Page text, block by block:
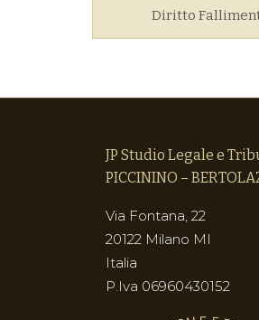
Diritto
JP Studio Legale e
PICCININO –
Via Fontana, 22
20122 Milano MI
Italia
P.Iva 06960430152